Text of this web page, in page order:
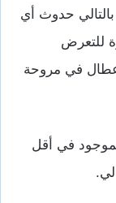
حدوث أي
للتعرض
في مروحة
في أقل